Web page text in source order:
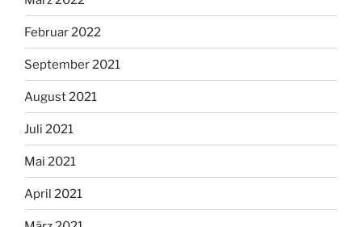
Februar 2022
September 2021
August 2021
Juli 2021
Mai 2021
April 2021